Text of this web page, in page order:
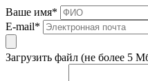
Ваше имя*
E-mail*
Загрузить файл (не более 5